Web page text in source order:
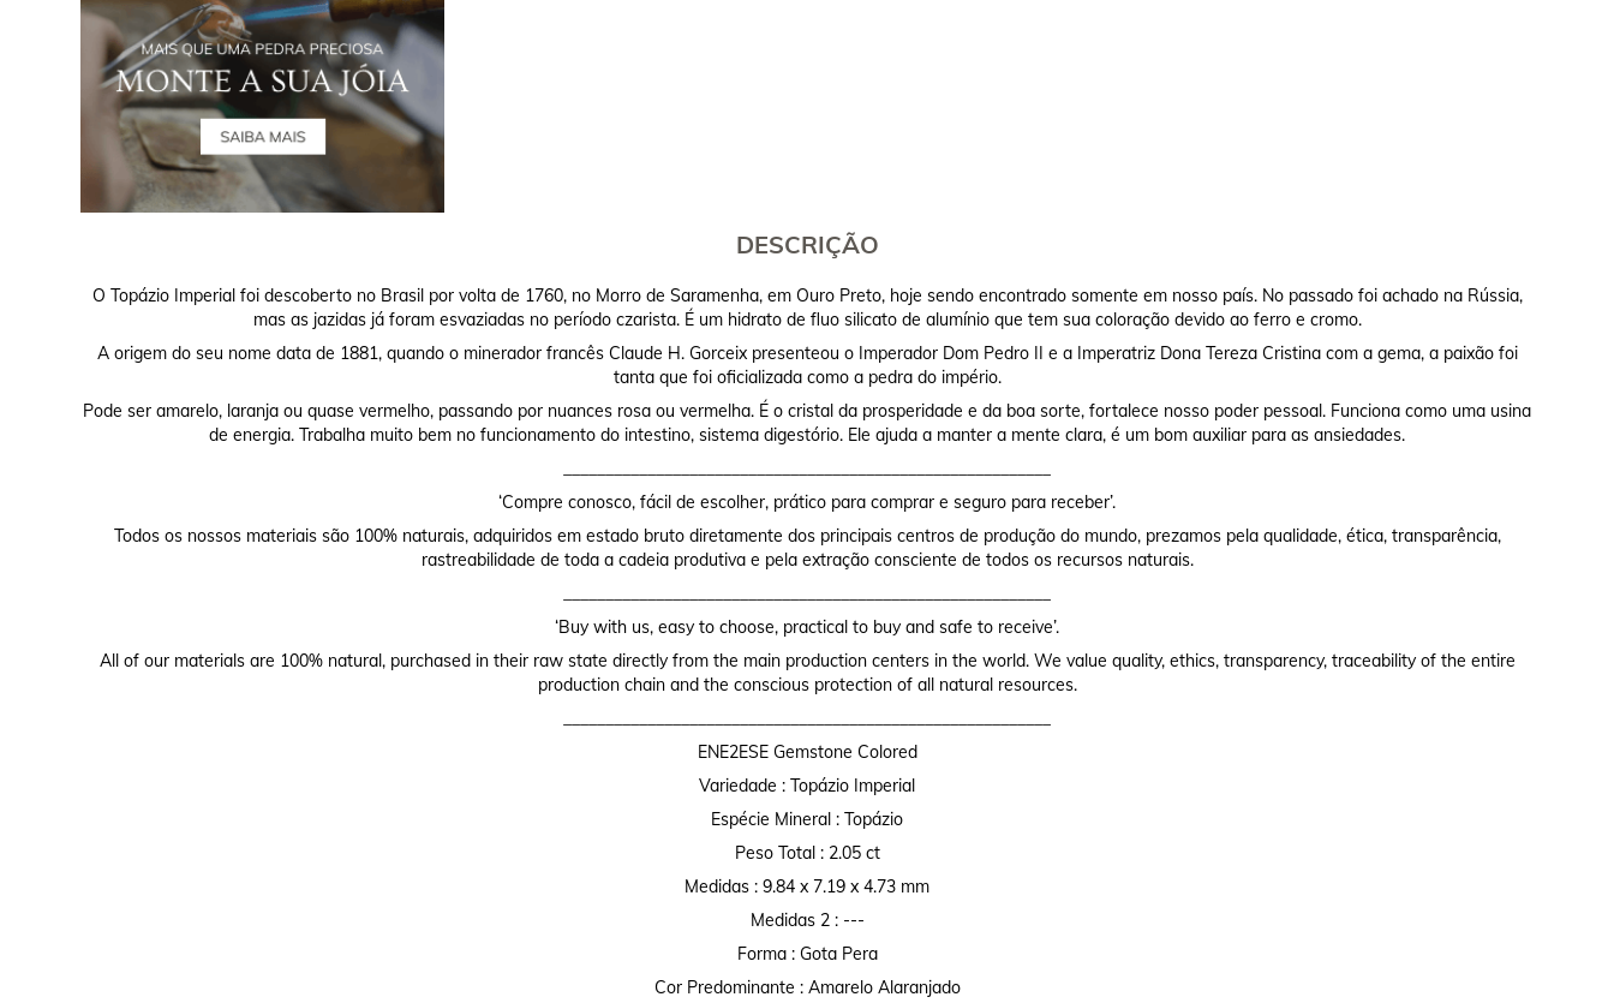
DESCRIÇÃO
O Topázio Imperial foi descoberto no Brasil por volta de 1760, no Morro de Saramenha, em Ouro Preto, hoje sendo encontrado somente em nosso país. No passado foi achado na Rússia,
mas as jazidas já foram esvaziadas no período czarista. É um hidrato de fluo silicato de alumínio que tem sua coloração devido ao ferro e cromo.
A origem do seu nome data de 1881, quando o minerador francês Claude H. Gorceix presenteou o Imperador Dom Pedro II e a Imperatriz Dona Tereza Cristina com a gema, a paixão foi
tanta que foi oficializada como a pedra do império.
Pode ser amarelo, laranja ou quase vermelho, passando por nuances rosa ou vermelha. É o cristal da prosperidade e da boa sorte, fortalece nosso poder pessoal. Funciona como uma usina
de energia. Trabalha muito bem no funcionamento do intestino, sistema digestório. Ele ajuda a manter a mente clara, é um bom auxiliar para as ansiedades.
‘Compre conosco, fácil de escolher, prático para comprar e seguro para receber’.
Todos os nossos materiais são 100% naturais, adquiridos em estado bruto diretamente dos principais centros de produção do mundo, prezamos pela qualidade, ética, transparência,
rastreabilidade de toda a cadeia produtiva e pela extração consciente de todos os recursos naturais.
‘Buy with us, easy to choose, practical to buy and safe to receive’.
All of our materials are 100% natural, purchased in their raw state directly from the main production centers in the world. We value quality, ethics, transparency, traceability of the entire
production chain and the conscious protection of all natural resources.
ENE2ESE Gemstone Colored
Variedade : Topázio Imperial
Espécie Mineral : Topázio
Peso Total : 2.05 ct
Medidas : 9.84 x 7.19 x 4.73 mm
Medidas 2 : ---
Forma : Gota Pera
Cor Predominante : Amarelo Alaranjado